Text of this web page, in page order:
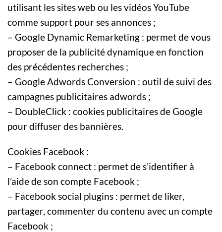
utilisant les sites web ou les vidéos YouTube
comme support pour ses annonces ;
– Google Dynamic Remarketing : permet de vous
proposer de la publicité dynamique en fonction
des précédentes recherches ;
– Google Adwords Conversion : outil de suivi des
campagnes publicitaires adwords ;
– DoubleClick : cookies publicitaires de Google
pour diffuser des bannières.
Cookies Facebook :
– Facebook connect : permet de s’identifier à
l’aide de son compte Facebook ;
– Facebook social plugins : permet de liker,
partager, commenter du contenu avec un compte
Facebook ;